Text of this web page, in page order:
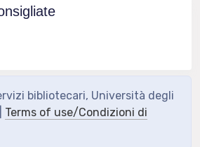
bibliotecari, Università degli
Terms of use/Condizioni di